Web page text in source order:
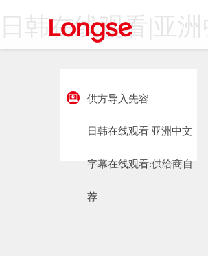
日韩在线观看|亚
供方导入先容
日韩在线观看|亚洲中文
字幕在线观看:供给商自
荐